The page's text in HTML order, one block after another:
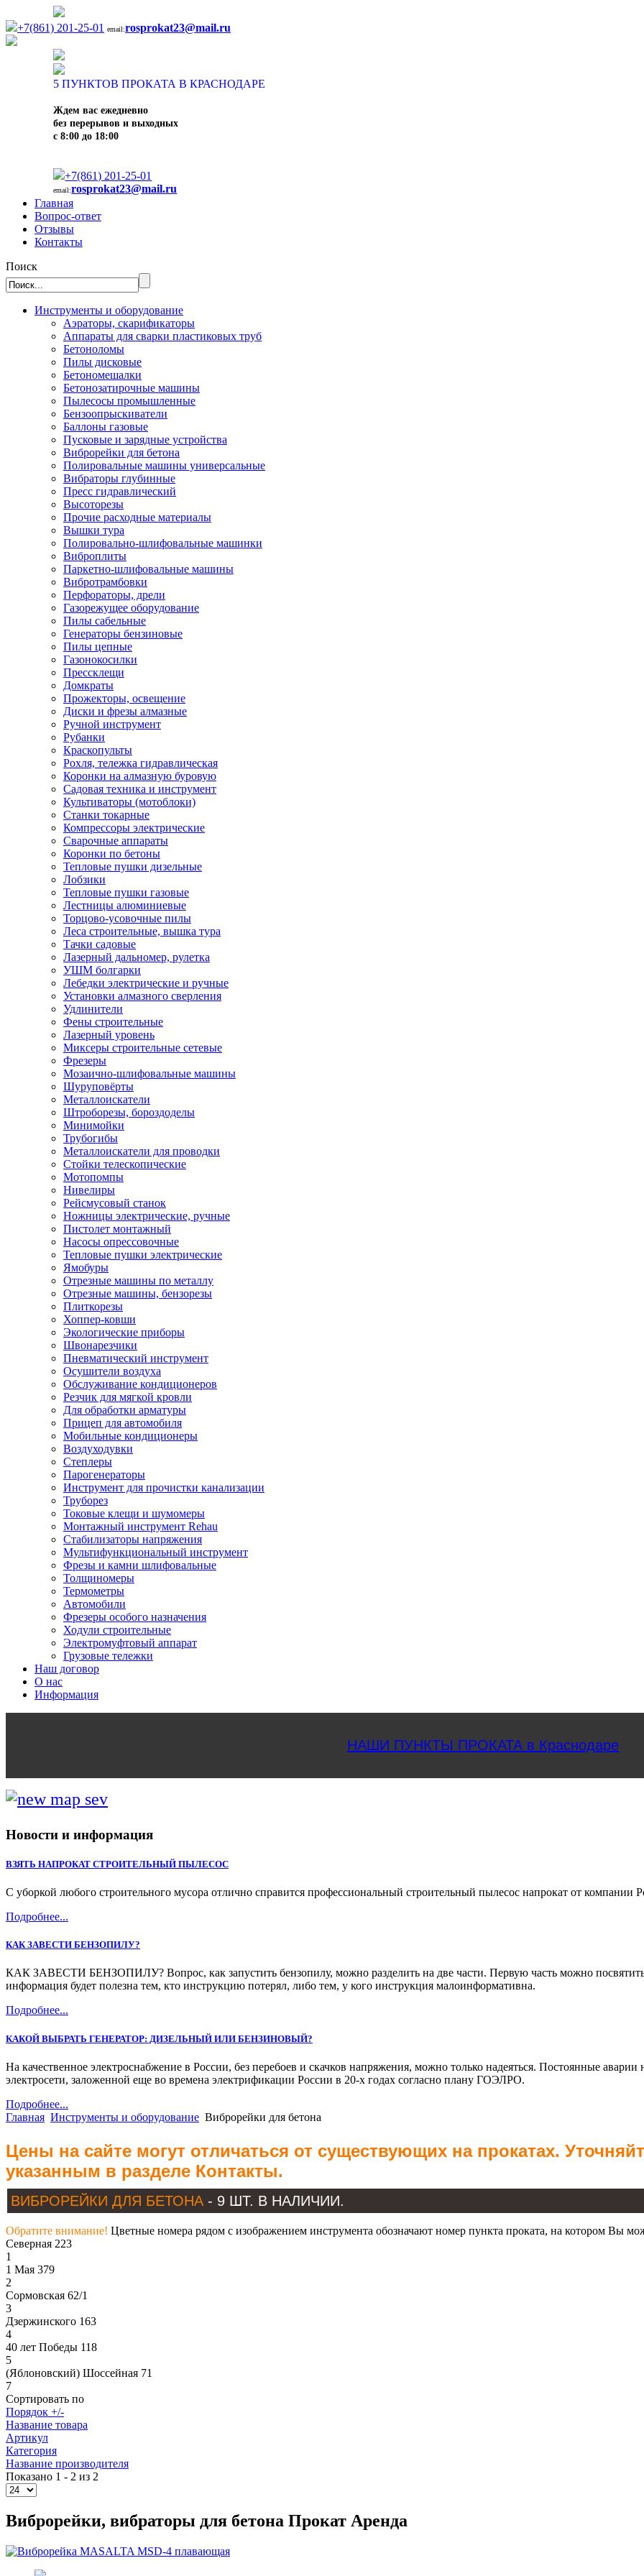
+7(861) 201-25-01 email:rosprokat23@mail.ru
5 ПУНКТОВ ПРОКАТА В КРАСНОДАРЕ
Ждем вас ежедневно
без перерывов и выходных
с 8:00 до 18:00
+7(861) 201-25-01
email:rosprokat23@mail.ru
Главная
Вопрос-ответ
Отзывы
Контакты
Поиск
Инструменты и оборудование
Аэраторы, скарификаторы
Аппараты для сварки пластиковых труб
Бетоноломы
Пилы дисковые
Бетономешалки
Бетонозатирочные машины
Пылесосы промышленные
Бензоопрыскиватели
Баллоны газовые
Пусковые и зарядные устройства
Виброрейки для бетона
Полировальные машины универсальные
Вибраторы глубинные
Пресс гидравлический
Высоторезы
Прочие расходные материалы
Вышки тура
Полировально-шлифовальные машинки
Виброплиты
Паркетно-шлифовальные машины
Вибротрамбовки
Перфораторы, дрели
Газорежущее оборудование
Пилы сабельные
Генераторы бензиновые
Пилы цепные
Газонокосилки
Прессклещи
Домкраты
Прожекторы, освещение
Диски и фрезы алмазные
Ручной инструмент
Рубанки
Краскопульты
Рохля, тележка гидравлическая
Коронки на алмазную буровую
Садовая техника и инструмент
Культиваторы (мотоблоки)
Станки токарные
Компрессоры электрические
Сварочные аппараты
Коронки по бетоны
Тепловые пушки дизельные
Лобзики
Тепловые пушки газовые
Лестницы алюминиевые
Торцово-усовочные пилы
Леса строительные, вышка тура
Тачки садовые
Лазерный дальномер, рулетка
УШМ болгарки
Лебедки электрические и ручные
Установки алмазного сверления
Удлинители
Фены строительные
Лазерный уровень
Миксеры строительные сетевые
Фрезеры
Мозаично-шлифовальные машины
Шуруповёрты
Металлоискатели
Штроборезы, бороздоделы
Минимойки
Трубогибы
Металлоискатели для проводки
Стойки телескопические
Мотопомпы
Нивелиры
Рейсмусовый станок
Ножницы электрические, ручные
Пистолет монтажный
Насосы опрессовочные
Тепловые пушки электрические
Ямобуры
Отрезные машины по металлу
Отрезные машины, бензорезы
Плиткорезы
Хоппер-ковши
Экологические приборы
Швонарезчики
Пневматический инструмент
Осушители воздуха
Обслуживание кондиционеров
Резчик для мягкой кровли
Для обработки арматуры
Прицеп для автомобиля
Мобильные кондиционеры
Воздуходувки
Степлеры
Парогенераторы
Инструмент для прочистки канализации
Труборез
Токовые клещи и шумомеры
Монтажный инструмент Rehau
Стабилизаторы напряжения
Мультифункциональный инструмент
Фрезы и камни шлифовальные
Толщиномеры
Термометры
Автомобили
Фрезеры особого назначения
Ходули строительные
Электромуфтовый аппарат
Грузовые тележки
Наш договор
О нас
Информация
НАШИ ПУНКТЫ ПРОКАТА в Краснодаре
Новости и информация
ВЗЯТЬ НАПРОКАТ СТРОИТЕЛЬНЫЙ ПЫЛЕСОС
С уборкой любого строительного мусора отлично справится профессиональный строительный пылесос напрокат от компании
Подробнее...
КАК ЗАВЕСТИ БЕНЗОПИЛУ?
КАК ЗАВЕСТИ БЕНЗОПИЛУ? Вопрос, как запустить бензопилу, можно разделить на две части. Первую часть можно посвятить
информация будет полезна тем, кто инструкцию потерял, либо тем, у кого инструкция малоинформативна.
Подробнее...
КАКОЙ ВЫБРАТЬ ГЕНЕРАТОР: ДИЗЕЛЬНЫЙ ИЛИ БЕНЗИНОВЫЙ?
На качественное электроснабжение в России, без перебоев и скачков напряжения, можно только надеяться. Постоянные
электросети, заложенной еще во времена электрификации России в 20-х годах согласно плану ГОЭЛРО.
Подробнее...
Главная Инструменты и оборудование Виброрейки для бетона
Цены на сайте могут отличаться от существующих на прокатах.
указанным в разделе Контакты.
ВИБРОРЕЙКИ ДЛЯ БЕТОНА - 9 ШТ. В НАЛИЧИИ.
Обратите внимание! Цветные номера рядом с изображением инструмента обозначают номер пункта проката, на котором Вы
Северная 223
1
1 Мая 379
2
Сормовская 62/1
3
Дзержинского 163
4
40 лет Победы 118
5
(Яблоновский) Шоссейная 71
7
Сортировать по
Порядок +/-
Название товара
Артикул
Категория
Название производителя
Показано 1 - 2 из 2
Виброрейки, вибраторы для бетона Прокат Аренда